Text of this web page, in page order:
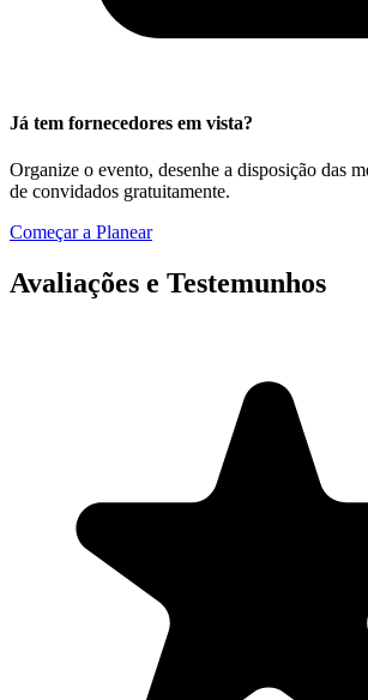
Já tem fornecedores em vista?
Organize o evento, desenhe a disposição das
de convidados gratuitamente.
Começar a Planear
Avaliações e Testemunhos